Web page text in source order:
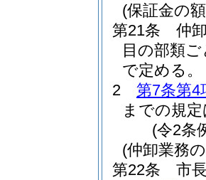
(保証金の
第21条
仲
目の部類
で定める。
2
第7条第4
までの規
(令2条
(仲卸業務
第22条
市